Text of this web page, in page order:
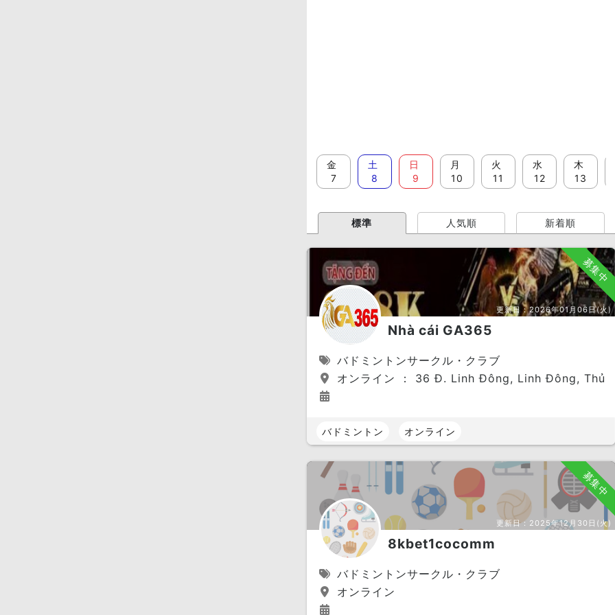
金
7
土
8
日
9
月
10
火
11
水
12
木
13
標準 人気順 新着順
募集中
更新日：2026年01月06日(火)
Nhà cái GA365
バドミントンサークル・クラブ
オンライン ： 36 Đ. Linh Đông, Linh Đông, Thủ
バドミントン オンライン
募集中
更新日： 2025年12月30日(火)
8kbet1cocomm
バドミントンサークル・クラブ
オンライン